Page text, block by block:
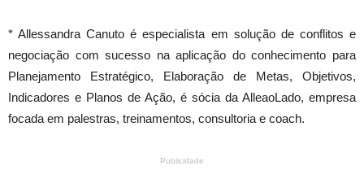
* Allessandra Canuto é especialista em solução de conflitos e
negociação com sucesso na aplicação do conhecimento para
Planejamento Estratégico, Elaboração de Metas, Objetivos,
Indicadores e Planos de Ação, é sócia da AlleaoLado, empresa
focada em palestras, treinamentos, consultoria e coach.
Publicidade